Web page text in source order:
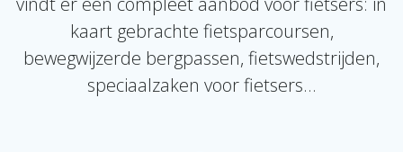
kaart gebrachte fietsparcoursen,
bewegwijzerde bergpassen, fietswedstrijden,
speciaalzaken voor fietsers…